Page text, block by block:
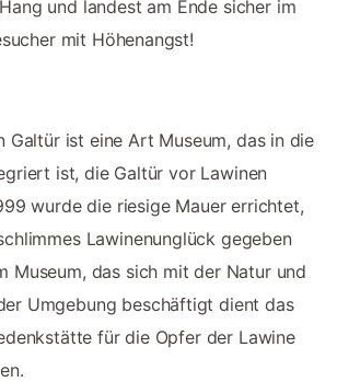
und landest am Ende sicher im
mit Höhenangst!
Galtür ist eine Art Museum, das in die
ist, die Galtür vor Lawinen
wurde die riesige Mauer errichtet,
Lawinenunglück gegeben
Museum, das sich mit der Natur und
Umgebung beschäftigt dient das
für die Opfer der Lawine